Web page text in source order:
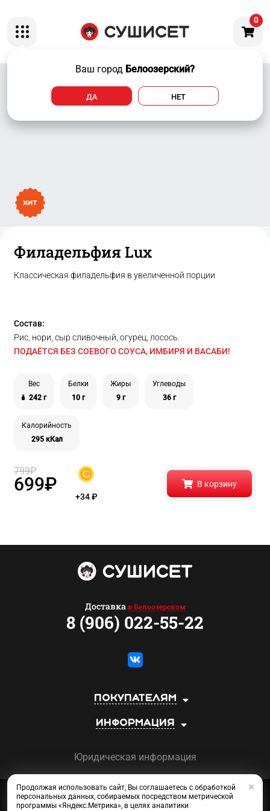
0
Ваш город Белоозерский?
ДА НЕТ
Филадельфия Lux
Классическая филадельфия в увеличенной порции
Состав:
Рис, нори, сыр сливочный, огурец, лосось.
ПОДАЁТСЯ БЕЗ СОЕВОГО СОУСА, ИМБИРЯ И ВАСАБИ!
Вес
242 г
Белки
10 г
Жиры
9 г
Углеводы
36 г
Калорийность
295 кКал
799₽
699₽
+34₽
В корзину
Покупателям
Информация
Доставка в Белоозерском
8 (906) 022-55-22
Юридическая информация
Сеть магазинов «СУШИСЕТ»
©2013-2026
Продолжая использовать сайт, Вы соглашаетесь с обработкой
персональных данных, собираемых посредством метрической
программы «Яндекс.Метрика», в целях аналитики